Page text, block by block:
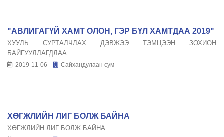
"АВЛИГАГҮЙ ХАМТ ОЛОН, ГЭР БҮЛ ХАМТДАА 2019"
ХУУЛЬ СУРТАЛЧЛАХ ДЭВЖЭЭ ТЭМЦЭЭН ЗОХИОН
БАЙГУУЛЛАГДЛАА.
2019-11-06 Сайхандулаан сум
ХӨГЖЛИЙН ЛИГ БОЛЖ БАЙНА
ХӨГЖЛИЙН ЛИГ БОЛЖ БАЙНА